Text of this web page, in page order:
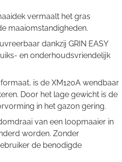
vermaalt het gras
maaiomstandigheden.
dankzij GRIN EASY
en onderhoudsvriendelijk
is de XM120A wendbaar
Door het lage gewicht is de
in het gazon gering.
van een loopmaaier in
worden. Zonder
de benodigde